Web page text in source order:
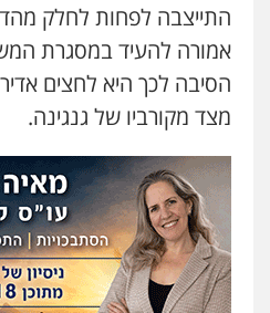
התייצבה לפחות לחלק
אמורה להעיד במסגרת
הסיבה לכך היא לחצים
מצד מקורביו של גנגינה.